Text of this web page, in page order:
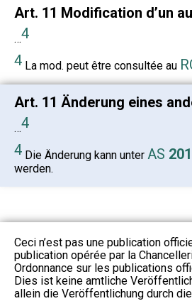
Art. 11 Modification d’un
…4
4 La mod. peut être consultée au
Art. 11 Änderung eines
…4
4 Die Änderung kann unter AS
werden.
Ceci n’est pas une publication
publication opérée par la
Ordonnance sur les publications
Dies ist keine amtliche
allein die Veröffentlichung durch